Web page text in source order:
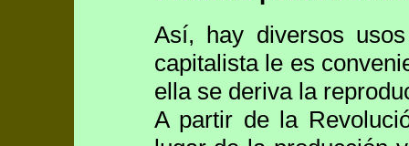
Así, hay diversos
capitalista le es
ella se deriva la
A partir de la